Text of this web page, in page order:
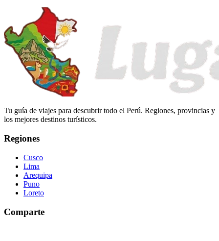
Tu guía de viajes para descubrir todo el Perú. Regiones, provincias y
los mejores destinos turísticos.
Regiones
Cusco
Lima
Arequipa
Puno
Loreto
Comparte